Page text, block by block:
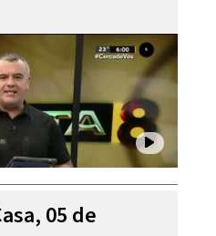
05 de